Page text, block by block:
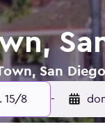
San Diego
15/8 -